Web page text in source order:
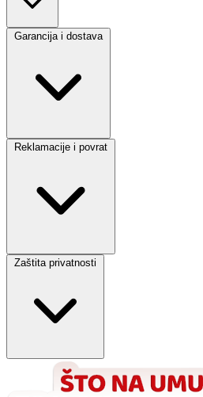
Garancija i dostava
Reklamacije i povrat
Zaštita privatnosti